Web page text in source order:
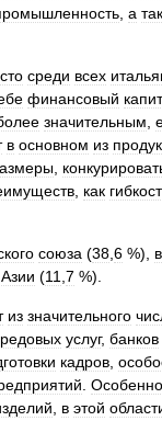
а
среди всех
финансовый
значительным
в основном из
как
союза (38 6 %), в
Азии (11 7 %).
из значительного
услуг, банков
кадров
Особенно
в этой